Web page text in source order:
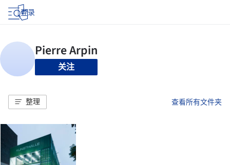
登录
关注
整理 查看所有文件夹